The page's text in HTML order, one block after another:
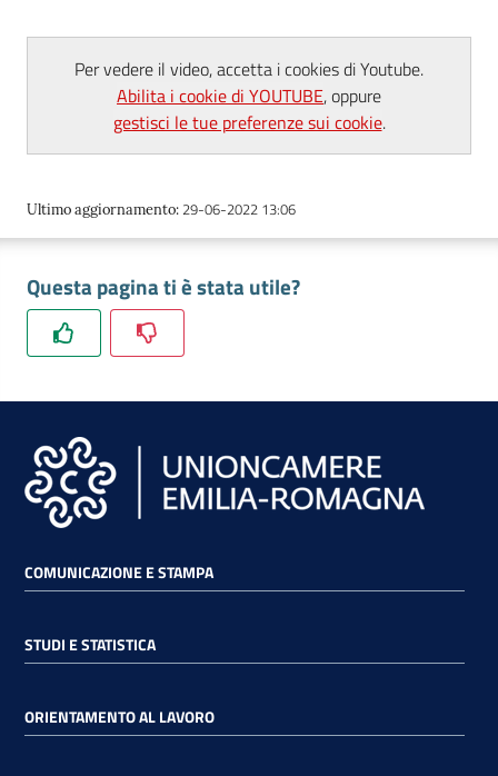
Orientamento
Promozione
e
Internazionalizzazione
Chi
siamo
RSS
Per vedere il video, accetta i cookies di Youtube.
Abilita i cookie di YOUTUBE, oppure
gestisci le tue preferenze sui cookie.
Ultimo aggiornamento: 29-06-2022 13:06
Questa pagina ti è stata utile?
COMUNICAZIONE E STAMPA
STUDI E STATISTICA
ORIENTAMENTO AL LAVORO